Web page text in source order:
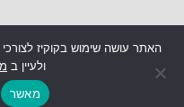
האתר עושה שימוש בקוקיז
ולעיין ב
מאשר